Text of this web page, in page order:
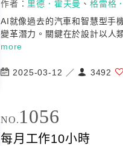
作者： 里德．霍夫曼 、格雷格
AI就像過去的汽車和智慧型手
變革潛力。關鍵在於設計以人
more
2025-03-12 ／ 3492
NO. 1056
每月工作10小時